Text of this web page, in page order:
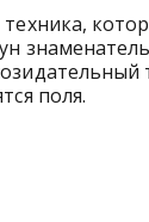
поля.